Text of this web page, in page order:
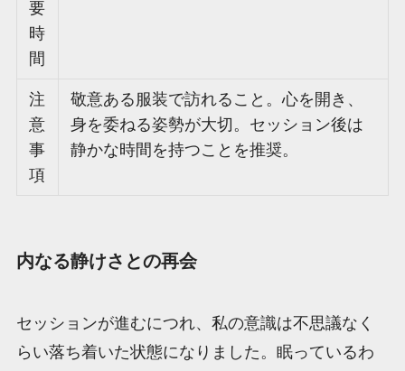
要
時
間
注
意
事
項
敬意ある服装で訪れること。心を開き、
身を委ねる姿勢が大切。セッション後は
静かな時間を持つことを推奨。
内なる静けさとの再会
セッションが進むにつれ、私の意識は不思議なく
らい落ち着いた状態になりました。眠っているわ